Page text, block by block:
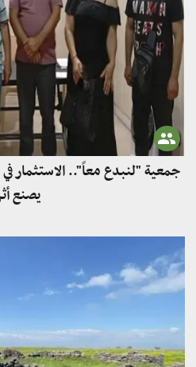
جمعية "لنبدع معاً".. الاستثمار
يصنع